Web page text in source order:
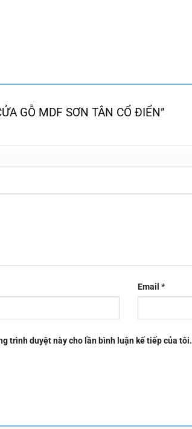
GỖ MDF SƠN TÂN CỔ ĐIỂN”
Email *
trình duyệt này cho lần bình luận kế tiếp của tôi.